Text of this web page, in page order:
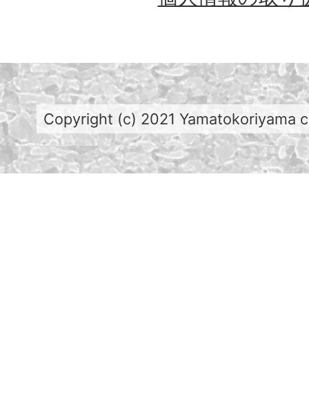
Copyright (c) 2021 Yamatokoriyama